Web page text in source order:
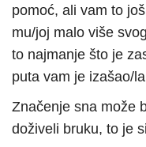
pomoć, ali vam to
mu/joj malo više
to najmanje što je
puta vam je izašao/
Značenje sna može
doživeli bruku, to je